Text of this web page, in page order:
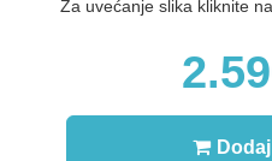
Za uvećanje slika kliknite